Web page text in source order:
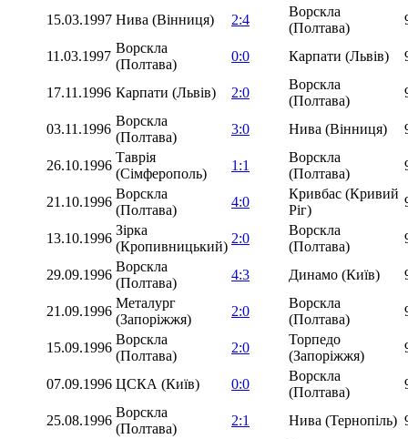
15.03.1997 Нива (Вінниця) 2:4
Ворскла
(Полтава)
11.03.1997
Ворскла
(Полтава)
0:0 Карпати (Львів)
17.11.1996 Карпати (Львів) 2:0
Ворскла
(Полтава)
03.11.1996
Ворскла
(Полтава)
3:0 Нива (Вінниця)
26.10.1996
Таврія
(Сімферополь)
1:1
Ворскла
(Полтава)
21.10.1996
Ворскла
(Полтава)
4:0
Кривбас (Кривий
Ріг)
13.10.1996
Зірка
(Кропивницький)
2:0
Ворскла
(Полтава)
29.09.1996
Ворскла
(Полтава)
4:3 Динамо (Київ)
21.09.1996
Металург
(Запоріжжя)
2:0
Ворскла
(Полтава)
15.09.1996
Ворскла
(Полтава)
2:0
Торпедо
(Запоріжжя)
07.09.1996 ЦСКА (Київ) 0:0
Ворскла
(Полтава)
25.08.1996
Ворскла
(Полтава)
2:1 Нива (Тернопіль)